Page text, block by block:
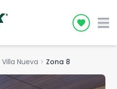
Icon
Villa Nueva chevron_right Zona 8